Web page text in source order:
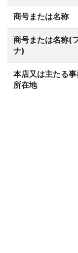
商号または名称
商号または名称(
ナ)
本店又は主たる
所在地